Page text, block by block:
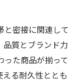
と密接に関連して
品質とブランド力
た商品が揃って
る耐久性ととも